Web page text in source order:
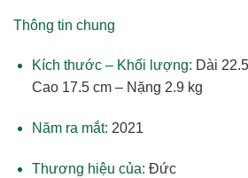
Thông tin chung
Kích thước – Khối lượng: Dài
Cao 17.5 cm – Nặng 2.9 kg
Năm ra mắt: 2021
Thương hiệu của: Đức